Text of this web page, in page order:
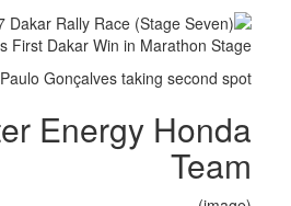
First Dakar Win in Marathon Stage
Gonçalves taking second spot.
Energy Honda
Team